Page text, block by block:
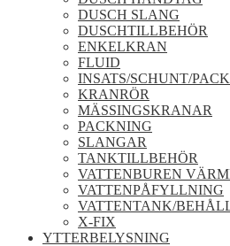
DUSCH SLANG
DUSCHTILLBEHÖR
ENKELKRAN
FLUID
INSATS/SCHUNT/
KRANRÖR
MÄSSINGSKRANAR
PACKNING
SLANGAR
TANKTILLBEHÖR
VATTENBUREN
VATTENPÅFYLLNING
VATTENTANK/
X-FIX
YTTERBELYSNING